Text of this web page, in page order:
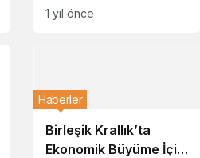
Piyasasında Rekor
1 yıl önce
Birleşik Krallık’ta
Ekonomik Büyüme İçin
Haberler